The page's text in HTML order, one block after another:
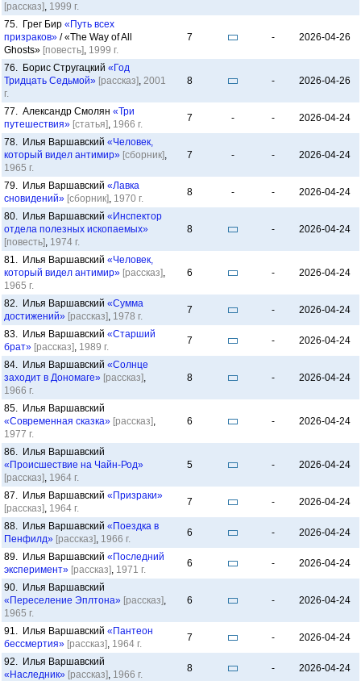
[рассказ], 1999 г.
75. Грег Бир «Путь всех
призраков» / «The Way of All
Ghosts» [повесть], 1999 г.
7 - 2026-04-26
76. Борис Стругацкий «Год
Тридцать Седьмой» [рассказ], 2001
г.
8 - 2026-04-26
77. Александр Смолян «Три
путешествия» [статья], 1966 г.
7 - - 2026-04-24
78. Илья Варшавский «Человек,
который видел антимир» [сборник],
1965 г.
7 - - 2026-04-24
79. Илья Варшавский «Лавка
сновидений» [сборник], 1970 г.
8 - - 2026-04-24
80. Илья Варшавский «Инспектор
отдела полезных ископаемых»
[повесть], 1974 г.
8 - 2026-04-24
81. Илья Варшавский «Человек,
который видел антимир» [рассказ],
1965 г.
6 - 2026-04-24
82. Илья Варшавский «Сумма
достижений» [рассказ], 1978 г.
7 - 2026-04-24
83. Илья Варшавский «Старший
брат» [рассказ], 1989 г.
7 - 2026-04-24
84. Илья Варшавский «Солнце
заходит в Дономаге» [рассказ],
1966 г.
8 - 2026-04-24
85. Илья Варшавский
«Современная сказка» [рассказ],
1977 г.
6 - 2026-04-24
86. Илья Варшавский
«Происшествие на Чайн-Род»
[рассказ], 1964 г.
5 - 2026-04-24
87. Илья Варшавский «Призраки»
[рассказ], 1964 г.
7 - 2026-04-24
88. Илья Варшавский «Поездка в
Пенфилд» [рассказ], 1966 г.
6 - 2026-04-24
89. Илья Варшавский «Последний
эксперимент» [рассказ], 1971 г.
6 - 2026-04-24
90. Илья Варшавский
«Переселение Эплтона» [рассказ],
1965 г.
6 - 2026-04-24
91. Илья Варшавский «Пантеон
бессмертия» [рассказ], 1964 г.
7 - 2026-04-24
92. Илья Варшавский
«Наследник» [рассказ], 1966 г.
8 - 2026-04-24